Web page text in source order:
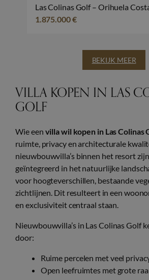
Las Colinas Golf – Orihuela
1.875.000 €
BEKIJK MEER
VILLA KOPEN IN LAS
GOLF
Wie een villa wil kopen in Las Colinas
ruimte, privacy en architecturale
nieuwbouwvilla’s binnen het resort
geïntegreerd in het natuurlijke
voor hoogteverschillen, bestaande
zichtlijnen. Dit resulteert in een
en exclusiviteit centraal staan.
Nieuwbouwvilla’s in Las Colinas Golf
door:
Ruime percelen met veel
Open leefruimtes met grote